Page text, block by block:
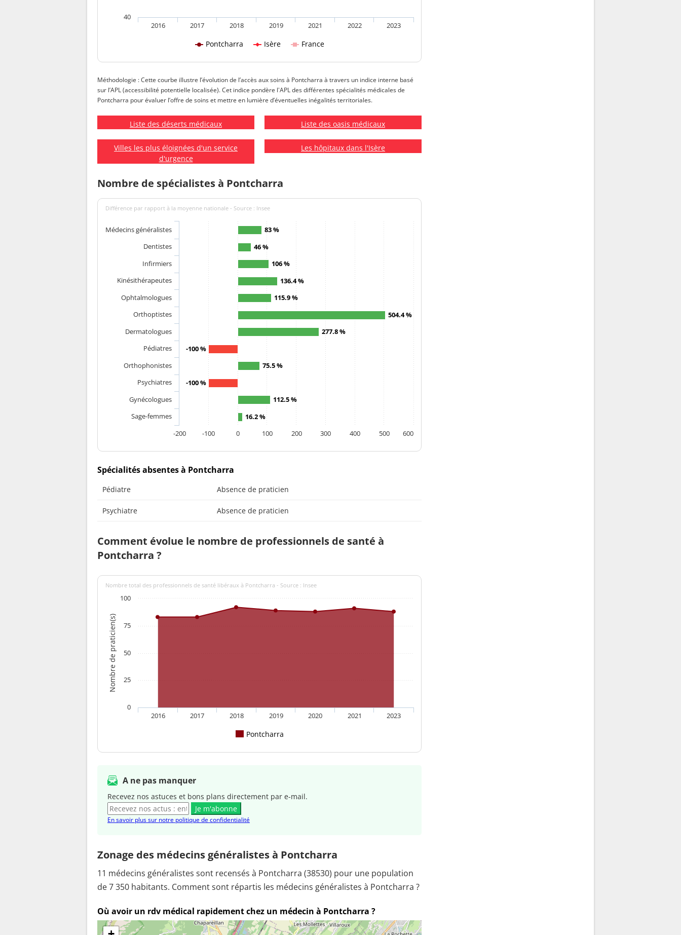
Pontcharra Isère France
2016 2017 2018 2019 2021 2022 2023
40
Méthodologie : Cette courbe illustre l’évolution de l’accès aux soins à Pontcharra à travers un indice interne basé
sur l’APL (accessibilité potentielle localisée). Cet indice pondère l'APL des différentes spécialités médicales de
Pontcharra pour évaluer l’offre de soins et mettre en lumière d’éventuelles inégalités territoriales.
Liste des déserts médicaux Liste des oasis médicaux
Villes les plus éloignées d'un service
d'urgence
Les hôpitaux dans l'Isère
Nombre de spécialistes à Pontcharra
Différence par rapport à la moyenne nationale - Source : Insee
83 %
46 %
106 %
136.4 %
115.9 %
504.4 %
277.8 %
-100 %
75.5 %
-100 %
112.5 %
16.2 %
Médecins généralistes
Dentistes
Infirmiers
Kinésithérapeutes
Ophtalmologues
Orthoptistes
Dermatologues
Pédiatres
Orthophonistes
Psychiatres
Gynécologues
Sage-femmes
-200
-100 0 100 200 300 400 500 600
Spécialités absentes à Pontcharra
Pédiatre Absence de praticien
Psychiatre Absence de praticien
Comment évolue le nombre de professionnels de santé à
Pontcharra ?
Nombre de praticien(s)
Nombre total des professionnels de santé libéraux à Pontcharra - Source : Insee
Pontcharra
2016 2017 2018 2019 2020 2021 2023
0
25
50
75
100
A ne pas manquer
Recevez nos astuces et bons plans directement par e-mail.
Je m'abonne
En savoir plus sur notre politique de confidentialité
Zonage des médecins généralistes à Pontcharra
11 médecins généralistes sont recensés à Pontcharra (38530) pour une population
de 7 350 habitants. Comment sont répartis les médecins généralistes à Pontcharra ?
Où avoir un rdv médical rapidement chez un médecin à Pontcharra ?